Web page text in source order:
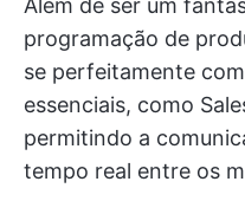
programação de
se perfeitamente
essenciais, como
permitindo a
tempo real entre os